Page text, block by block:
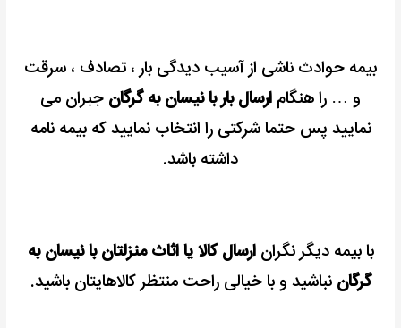
بیمه حوادث ناشی از آسیب دیدگی بار ، تصادف ، سرقت
و … را هنگام ارسال بار با نیسان به گرگان جبران می
نمایید پس حتما شرکتی را انتخاب نمایید که بیمه نامه
داشته باشد.
با بیمه دیگر نگران ارسال کالا یا اثاث منزلتان با نیسان به
گرگان نباشید و با خیالی راحت منتظر کالاهایتان باشید.